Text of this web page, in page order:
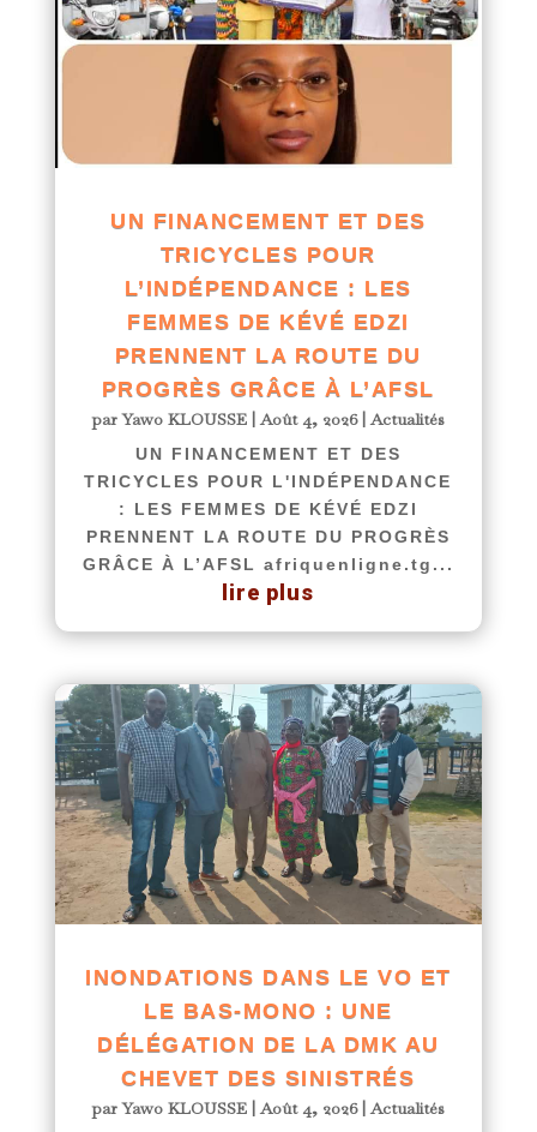
UN FINANCEMENT ET DES
TRICYCLES POUR
L’INDÉPENDANCE : LES
FEMMES DE KÉVÉ EDZI
PRENNENT LA ROUTE DU
PROGRÈS GRÂCE À L’AFSL
parYawo KLOUSSE |Août 4, 2026|Actualités
UN FINANCEMENT ET DES
TRICYCLES POUR L'INDÉPENDANCE
: LES FEMMES DE KÉVÉ EDZI
PRENNENT LA ROUTE DU PROGRÈS
GRÂCE À L’AFSL afriquenligne.tg...
lire plus
INONDATIONS DANS LE VO ET
LE BAS-MONO : UNE
DÉLÉGATION DE LA DMK AU
CHEVET DES SINISTRÉS
parYawo KLOUSSE |Août 4, 2026|Actualités